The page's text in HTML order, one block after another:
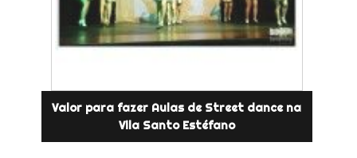
Valor para fazer Aulas de Street dance na
Vila Santo Estéfano